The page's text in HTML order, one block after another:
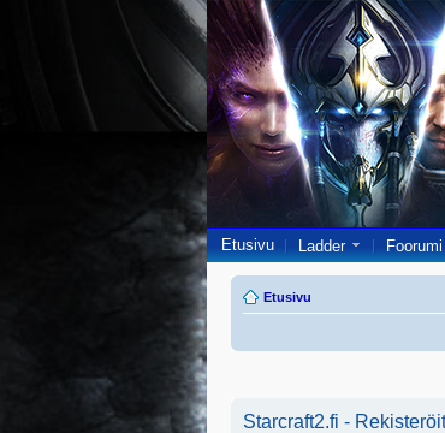
Etusivu Ladder Foorumi
Etusivu
Starcraft2.fi -